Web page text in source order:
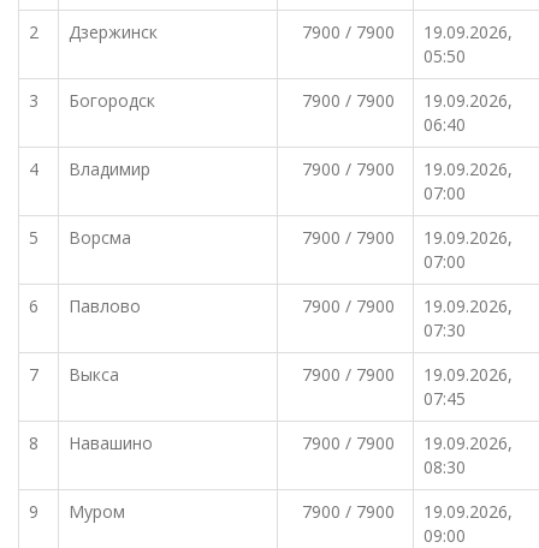
2
Дзержинск 7900 / 7900
19.09.2026,
05:50
3
Богородск 7900 / 7900
19.09.2026,
06:40
4
Владимир 7900 / 7900
19.09.2026,
07:00
5
Ворсма 7900 / 7900
19.09.2026,
07:00
6
Павлово 7900 / 7900
19.09.2026,
07:30
7
Выкса 7900 / 7900
19.09.2026,
07:45
8
Навашино 7900 / 7900
19.09.2026,
08:30
9
Муром 7900 / 7900
19.09.2026,
09:00